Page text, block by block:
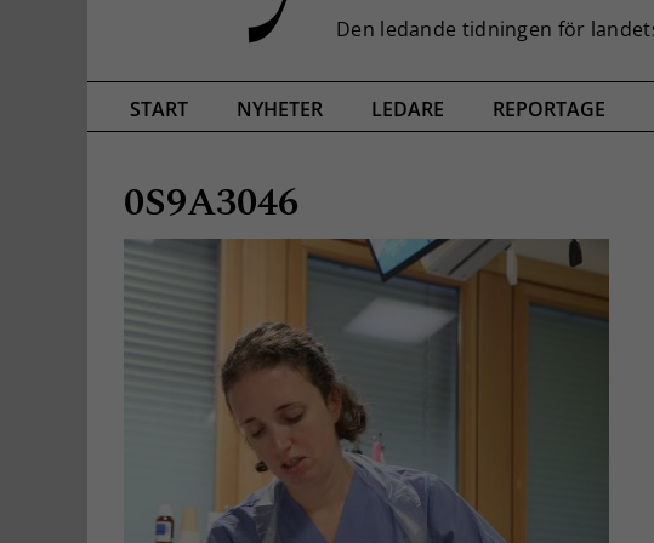
START NYHETER LEDARE REPORTAGE
0S9A3046